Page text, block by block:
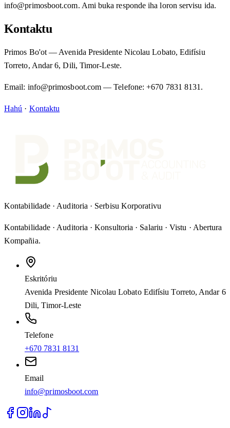
info@primosboot.com. Ami buka responde iha loron servisu ida.
Kontaktu
Primos Bo'ot — Avenida Presidente Nicolau Lobato, Edifísiu
Torreto, Andar 6, Dili, Timor-Leste.
Email: info@primosboot.com — Telefone: +670 7831 8131.
Hahú · Kontaktu
Kontabilidade · Auditoria · Serbisu Korporativu
Kontabilidade · Auditoria · Konsultoria · Salariu · Vistu · Abertura
Kompañia.
Eskritóriu
Avenida Presidente Nicolau Lobato Edifísiu Torreto, Andar 6
Dili, Timor-Leste
Telefone
+670 7831 8131
Email
info@primosboot.com